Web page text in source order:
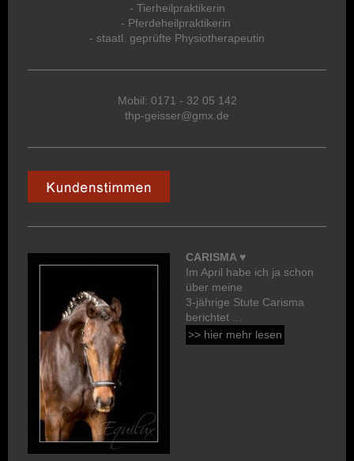
- Tierheilpraktikerin
- Pferdeheilpraktikerin
- staatl. geprüfte Physiotherapeutin
Mobil: 0171 - 32 05 142
thp-geisser@gmx.de
CARISMA ♥
Im April habe ich ja schon
über meine
3-jährige Stute Carisma
berichtet ...
>> hier mehr lesen